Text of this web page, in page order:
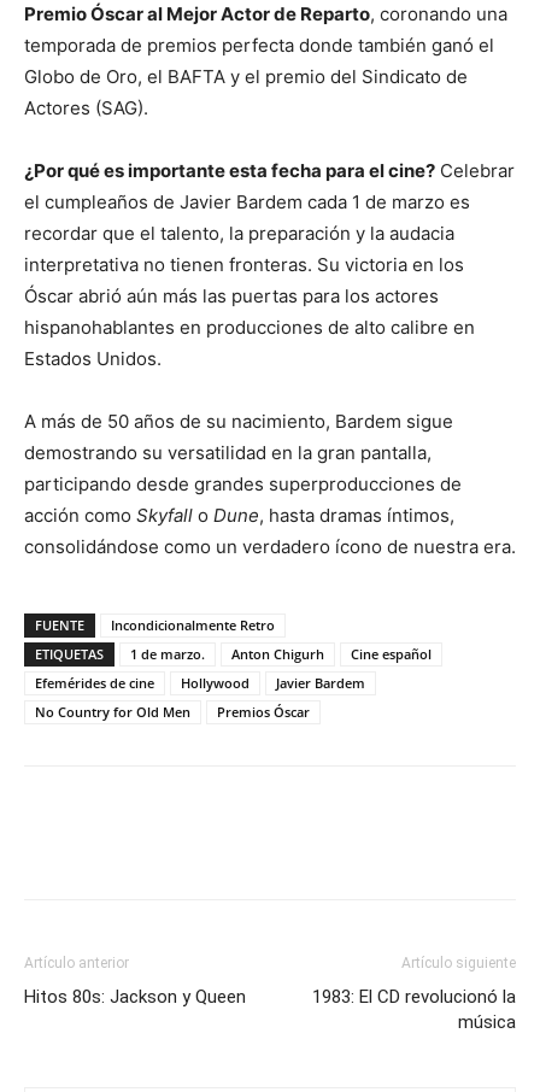
Premio Óscar al Mejor Actor de Reparto, coronando una
temporada de premios perfecta donde también ganó el
Globo de Oro, el BAFTA y el premio del Sindicato de
Actores (SAG).
¿Por qué es importante esta fecha para el cine? Celebrar
el cumpleaños de Javier Bardem cada 1 de marzo es
recordar que el talento, la preparación y la audacia
interpretativa no tienen fronteras. Su victoria en los
Óscar abrió aún más las puertas para los actores
hispanohablantes en producciones de alto calibre en
Estados Unidos.
A más de 50 años de su nacimiento, Bardem sigue
demostrando su versatilidad en la gran pantalla,
participando desde grandes superproducciones de
acción como Skyfall o Dune, hasta dramas íntimos,
consolidándose como un verdadero ícono de nuestra era.
FUENTE
Incondicionalmente Retro
ETIQUETAS
1 de marzo. Anton Chigurh
Cine español
Efemérides de cine
Hollywood
Javier Bardem
No Country for Old Men
Premios Óscar
Artículo anterior
Hitos 80s: Jackson y Queen
Artículo siguiente
1983: El CD revolucionó la
música